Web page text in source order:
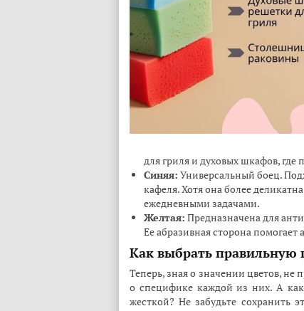
для гриля и духовых шкафов, где
Синяя: Универсальный боец.
кафеля. Хотя она более
ежедневными задачами.
Желтая: Предназначена для
Ее абразивная сторона
Как выбрать правильную
Теперь, зная о значении цветов, не
о специфике каждой из них. А
жесткой? Не забудьте сохранить